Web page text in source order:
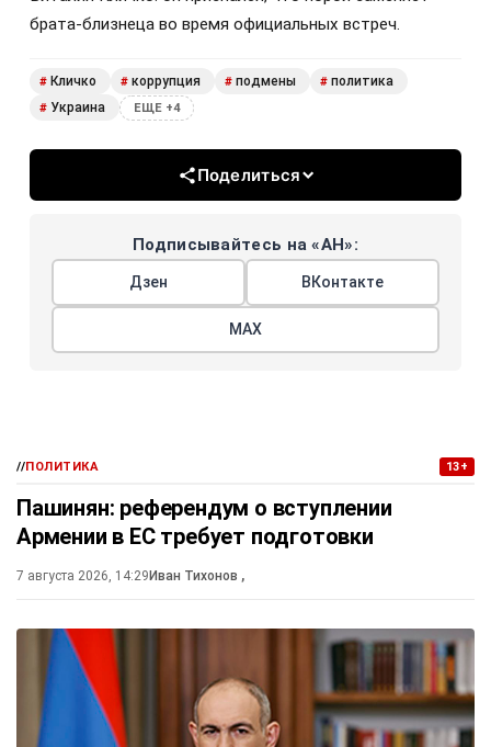
брата-близнеца во время официальных встреч.
# Кличко # коррупция # подмены # политика
# Украина ЕЩЕ +4
Поделиться
Подписывайтесь на «АН»:
Дзен ВКонтакте
МАХ
//ПОЛИТИКА 13+
Пашинян: референдум о вступлении
Армении в ЕС требует подготовки
7 августа 2026, 14:29 Иван Тихонов ,